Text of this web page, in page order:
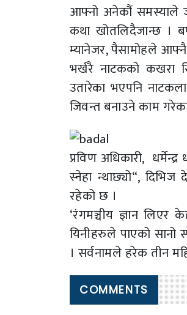
आफ्नो अनेकौं समस्याले
कथा खोतलिदैजान्छ ।
म्यानेजर, पैसामोहले आफ्नै
भर्खरै नाटकको कखरा
उतारेका भएपनि
जिवन्त बनाउने काम
प्रविण अधिकारी,
स्नेहा न्थाछ्यो“,
रहेको छ ।
‘रंगमञ्चीय ज्ञान
यिनीहरुले पाएको
। सर्वनामले हरेक तीन
COMMENTS